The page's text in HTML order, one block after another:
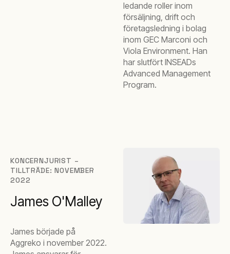
ledande roller inom
försäljning, drift och
företagsledning i bolag
inom GEC Marconi och
Viola Environment. Han
har slutfört INSEADs
Advanced Management
Program.
KONCERNJURIST –
TILLTRÄDE: NOVEMBER
2022
James O'Malley
James började på
Aggreko i november 2022.